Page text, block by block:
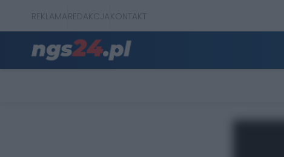
REKLAMAREDAKCJAKONTAKT